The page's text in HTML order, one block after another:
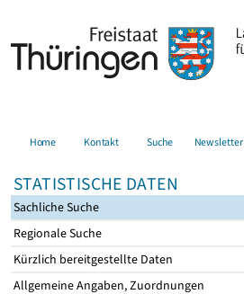
Home Kontakt Suche Newsletter
STATISTISCHE DATEN
Sachliche Suche
Regionale Suche
Kürzlich bereitgestellte Daten
Allgemeine Angaben, Zuordnungen